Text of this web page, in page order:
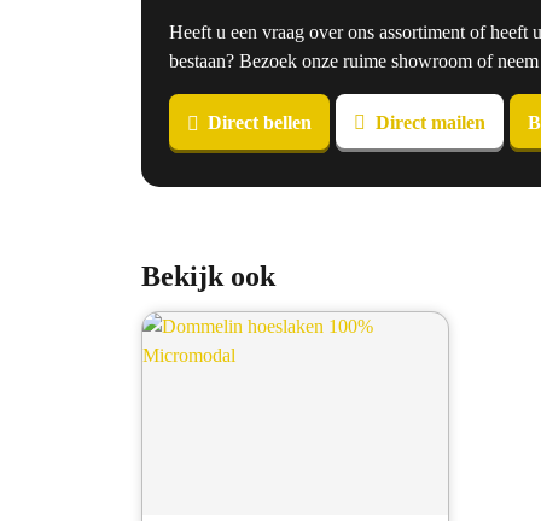
Heeft u een vraag over ons assortiment of
bestaan? Bezoek onze ruime showroom of
Direct bellen Direct mailen
Bekijk ook